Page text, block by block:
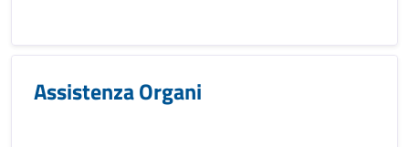
Assistenza Organi